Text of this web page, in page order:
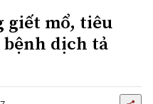
giết mổ, tiêu
dịch tả